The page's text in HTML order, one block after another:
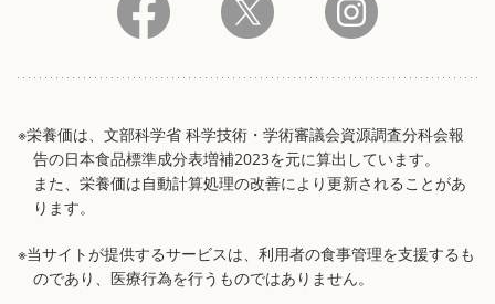
※栄養価は、文部科学省 科学技術・学術審議会資源調査分科会報
告の日本食品標準成分表増補2023を元に算出しています。
また、栄養価は自動計算処理の改善により更新されることがあ
ります。
※当サイトが提供するサービスは、利用者の食事管理を支援するも
のであり、医療行為を行うものではありません。